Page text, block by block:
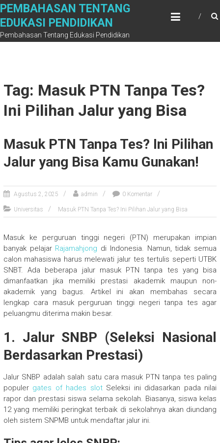
Skip
content
PEMBAHASAN TENTANG
EDUKASI PENDIDIKAN
Pembahasan Tentang Edukasi Pendidikan
Tag: Masuk PTN Tanpa Tes?
Ini Pilihan Jalur yang Bisa
Masuk PTN Tanpa Tes? Ini Pilihan
Jalur yang Bisa Kamu Gunakan!
Agustus 2, 2025 admin 0 Komentar
Universitas Masuk PTN Tanpa Tes? Ini Pilihan Jalur yang Bisa
Masuk ke perguruan tinggi negeri (PTN) merupakan impian
banyak pelajar Rajamahjong di Indonesia. Namun, tidak semua
calon mahasiswa harus melewati jalur tes tertulis seperti UTBK
SNBT. Ada beberapa jalur masuk PTN tanpa tes yang bisa
dimanfaatkan jika memiliki prestasi akademik maupun non-
akademik yang bagus. Artikel ini akan membahas secara
lengkap cara masuk perguruan tinggi negeri tanpa tes agar
peluangmu diterima makin besar.
1. Jalur SNBP (Seleksi Nasional
Berdasarkan Prestasi)
Jalur SNBP adalah salah satu cara masuk PTN tanpa tes paling
populer gates of hades slotSeleksi ini didasarkan pada nilai
rapor dan prestasi siswa selama sekolah. Biasanya, siswa kelas
12 yang memiliki peringkat terbaik di sekolahnya akan diundang
oleh sistem SNPMB untuk mendaftar jalur ini.